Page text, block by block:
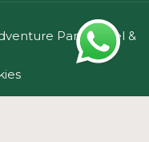
Park, Hotel &